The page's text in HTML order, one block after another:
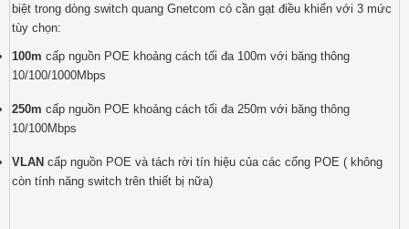
biệt trong dòng switch quang Gnetcom có cần gạt điều khiển với 3 mức
tùy chọn:
100m cấp nguồn POE khoảng cách tối đa 100m với băng thông
10/100/1000Mbps
250m cấp nguồn POE khoảng cách tối đa 250m với băng thông
10/100Mbps
VLAN cấp nguồn POE và tách rời tín hiệu của các cổng POE ( không
còn tính năng switch trên thiết bị nữa)